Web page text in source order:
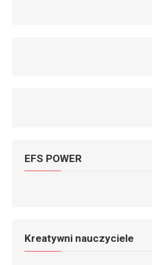
EFS POWER
Kreatywni nauczyciele